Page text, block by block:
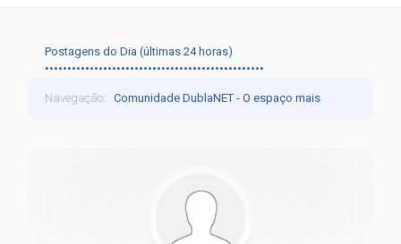
Postagens do Dia (últimas 24 horas)
•••••••••••••••••••••••••••••••••••••••••••••••••
Navegação:Comunidade DublaNET - O espaço mais